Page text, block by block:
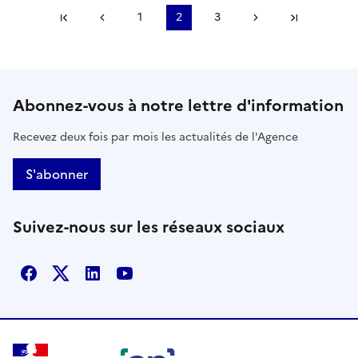
Première pagePage précédente
1 2 3 Page suivante
Abonnez-vous à notre lettre d'information
Recevez deux fois par mois les actualités de l'Agence
S'abonner
Suivez-nous sur les réseaux sociaux
Facebook
X LinkedinYoutube